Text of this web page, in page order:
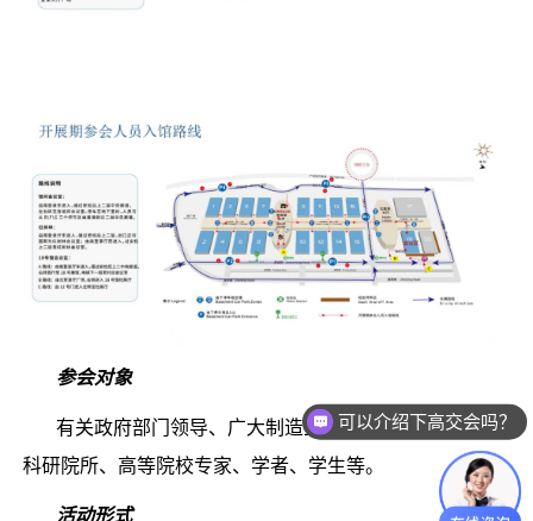
参会对象
有关政府部门领导、广大制造业的企业家、工程师、
科研院所、高等院校专家、学者、学生等。
活动形式
可以介绍下高交会吗？
你们是怎么收费的呢